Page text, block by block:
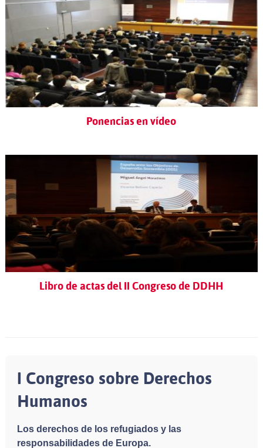
Ponencias en vídeo
Libro de actas del II Congreso de DDHH
I Congreso sobre Derechos
Humanos
Los derechos de los refugiados y las
responsabilidades de Europa.